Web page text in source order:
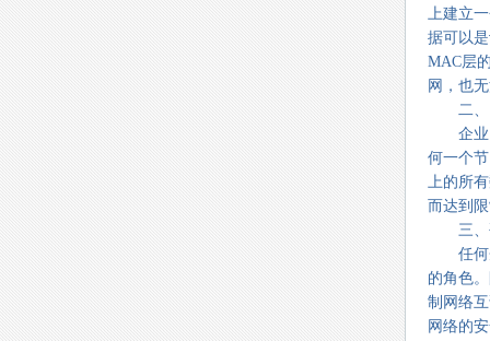
上建立
据可以
MAC层
网，也
二、
企业网
何一个
上的所
而达到
三、
任何企
的角色
制网络
网络的